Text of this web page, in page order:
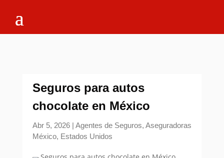
Seguros para autos
chocolate en México
Abr 5, 2026| Agentes de Seguros, Aseguradoras
México, Estados Unidos